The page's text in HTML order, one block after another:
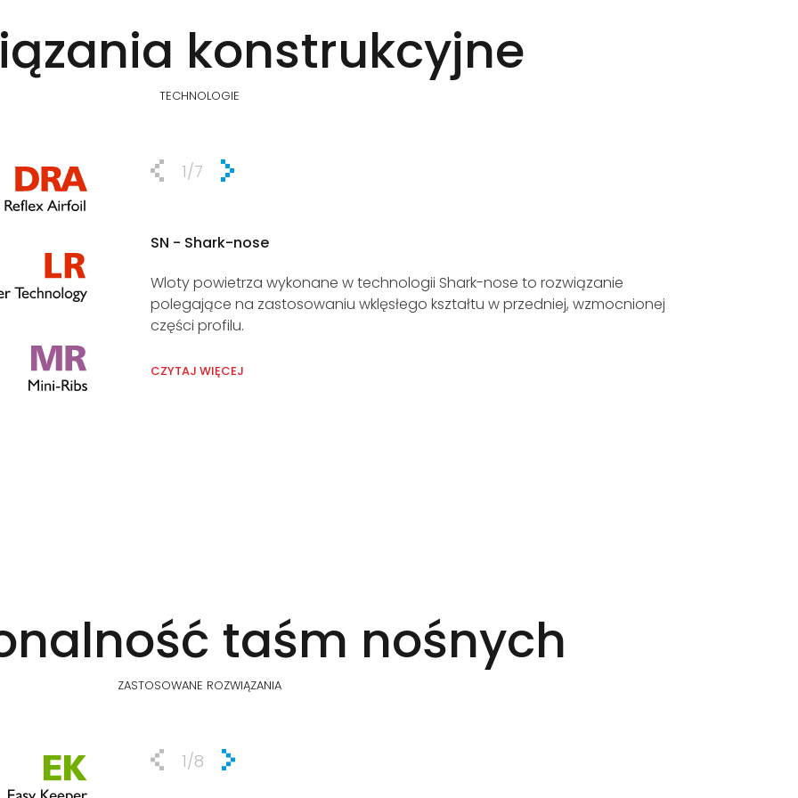
konstrukcyjne
TECHNOLOGIE
1/7
SN - Shark-nose
Wloty powietrza wykonane w technologii Shark-nose to rozwiązanie
polegające na zastosowaniu wklęsłego kształtu w przedniej, wzmocnionej
części profilu.
CZYTAJ WIĘCEJ
taśm nośnych
ZASTOSOWANE ROZWIĄZANIA
1/8